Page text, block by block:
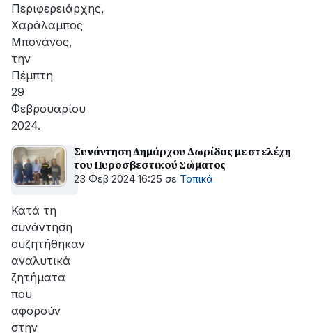
Περιφερειάρχης,
Χαράλαμπος
Μπονάνος,
την
Πέμπτη
29
Φεβρουαρίου
2024.
Συνάντηση Δημάρχου Δωρίδος με στελέχη
του Πυροσβεστικού Σώματος
23 Φεβ 2024 16:25 σε Τοπικά
Κατά τη
συνάντηση
συζητήθηκαν
αναλυτικά
ζητήματα
που
αφορούν
στην